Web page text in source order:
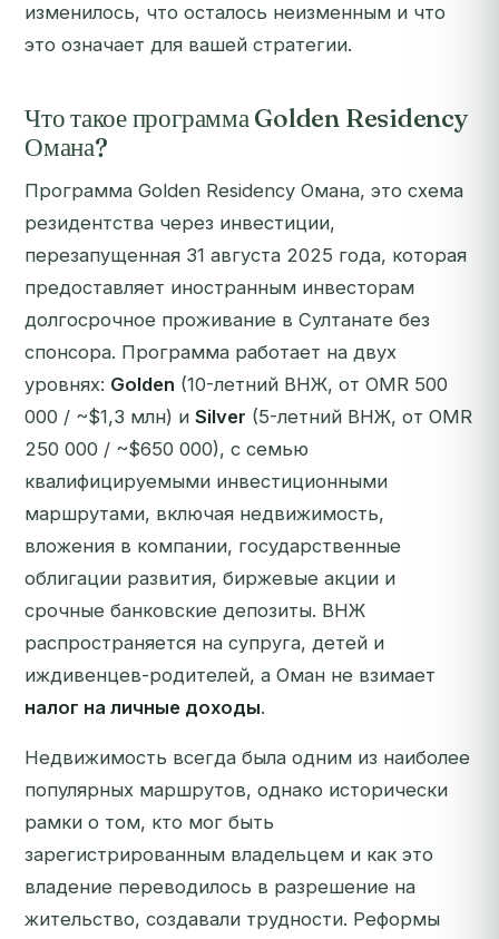
изменилось, что осталось неизменным и что
это означает для вашей стратегии.
Что такое программа Golden Residency
Омана?
Программа Golden Residency Омана, это схема
резидентства через инвестиции,
перезапущенная 31 августа 2025 года, которая
предоставляет иностранным инвесторам
долгосрочное проживание в Султанате без
спонсора. Программа работает на двух
уровнях: Golden (10-летний ВНЖ, от OMR 500
000 / ~$1,3 млн) и Silver (5-летний ВНЖ, от OMR
250 000 / ~$650 000), с семью
квалифицируемыми инвестиционными
маршрутами, включая недвижимость,
вложения в компании, государственные
облигации развития, биржевые акции и
срочные банковские депозиты. ВНЖ
распространяется на супруга, детей и
иждивенцев-родителей, а Оман не взимает
налог на личные доходы.
Недвижимость всегда была одним из наиболее
популярных маршрутов, однако исторически
рамки о том, кто мог быть
зарегистрированным владельцем и как это
владение переводилось в разрешение на
жительство, создавали трудности. Реформы